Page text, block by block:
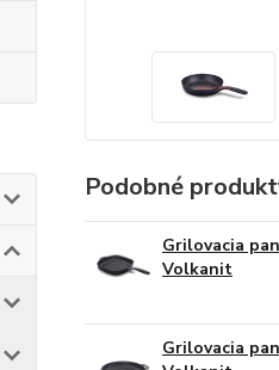
Podobné
Grilovacia
Volkanit
Grilovacia